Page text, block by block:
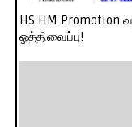
HS HM Promotion
ஒத்திவைப்பு!